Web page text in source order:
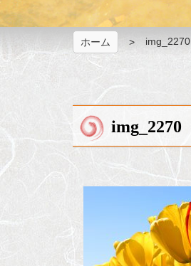
ホーム img_2270
img_2270